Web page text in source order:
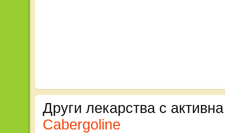
Други лекарства с
Cabergoline